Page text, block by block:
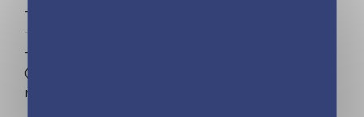
– 1 bloc listes de courses
– 1 critérium
– Des fiches pratiques pour gérer le quotidien
(emplois du temps, mémo anniversaires,
numéros d'urgences…).